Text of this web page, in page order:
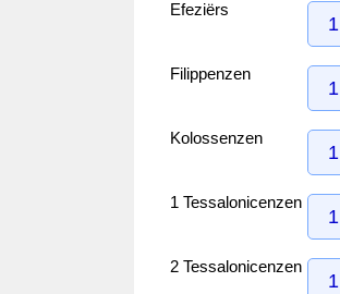
Efeziërs
1
Filippenzen
1
Kolossenzen
1
1 Tessalonicenzen
1
2 Tessalonicenzen
1